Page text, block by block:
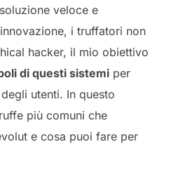
veloce e
i truffatori non
hacker, il mio obiettivo
di questi sistemi per
utenti. In questo
più comuni che
e cosa puoi fare per